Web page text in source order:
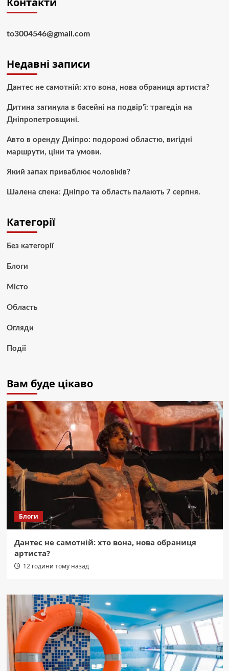
to3004546@gmail.com
Недавні записи
Дантес не самотній: хто вона, нова обраниця артиста?
Дитина загинула в басейні на подвір’ї: трагедія на
Дніпропетровщині.
Авто в оренду Дніпро: подорожі областю, вигідні
маршрути, ціни та умови.
Який запах приваблює чоловіків?
Шалена спека: Дніпро та область палають 7 серпня.
Категорії
Без категорії
Блоги
Місто
Область
Огляди
Події
Вам буде цікаво
Блоги
Дантес не самотній: хто вона, нова обраниця
артиста?
12 години тому назад